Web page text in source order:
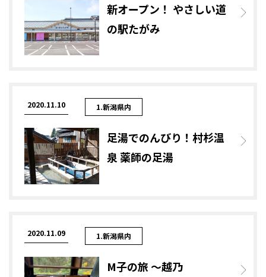
新オープン！ やさしい道
の駅たがみ
2020.11.10 1.新潟県内
足湯でのんびり！村杉温
泉 薬師の足湯
2020.11.09 1.新潟県内
M子の旅 ～越乃